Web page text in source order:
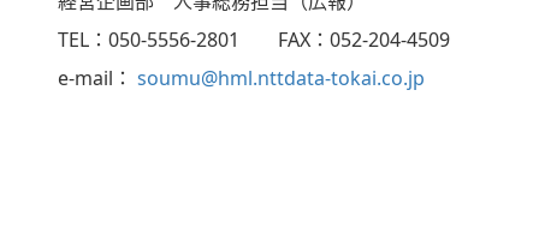
TEL：050-5556-2801 FAX：052-204-4509
e-mail： soumu@hml.nttdata-tokai.co.jp